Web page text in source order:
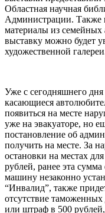
Областная научная
Администрации. Также
материалы из
выставку можно будет
художественной
Уже с сегодняшнего
касающиеся
появиться на месте
уже на эвакуаторе, но
постановление об
получить на месте. За
остановки на местах
рублей, ранее эта
машину незаконно
“Инвалид”, также
отсутствие
или штраф в 500